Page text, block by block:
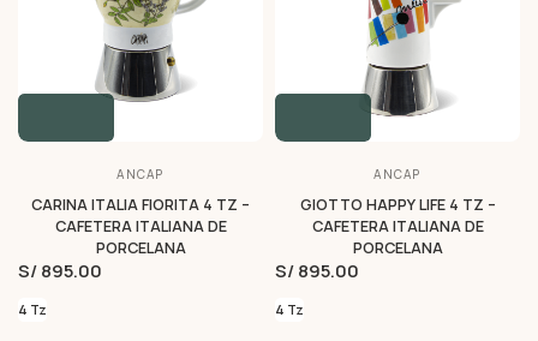
ANCAP
CARINA ITALIA FIORITA 4 TZ –
CAFETERA ITALIANA DE
PORCELANA
S/ 895.00
4 Tz
ANCAP
GIOTTO HAPPY LIFE 4 TZ –
CAFETERA ITALIANA DE
PORCELANA
S/ 895.00
4 Tz